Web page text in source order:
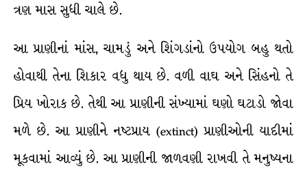
ત્રણ માસ સુધી ચાલે છે.
આ પ્રાણીનાં માંસ, ચામડું અને શિંગડાંનો ઉપયોગ બહુ થતો
હોવાથી તેના શિકાર વધુ થાય છે. વળી વાઘ અને સિંહનો તે
પ્રિય ખોરાક છે. તેથી આ પ્રાણીની સંખ્યામાં ઘણો ઘટાડો જોવા
મળે છે. આ પ્રાણીને નષ્ટપ્રાય (extinct) પ્રાણીઓની યાદીમાં
મૂકવામાં આવ્યું છે. આ પ્રાણીની જાળવણી રાખવી તે મનુષ્યના